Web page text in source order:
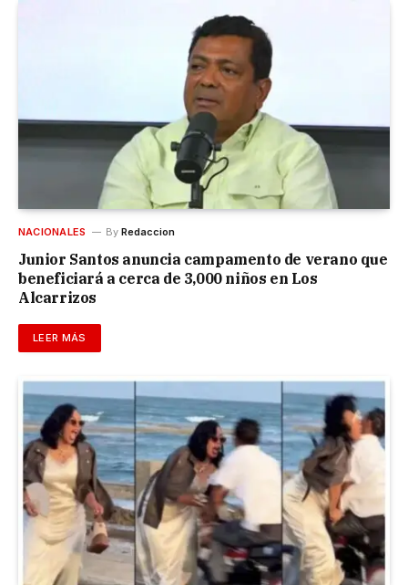
NACIONALES By Redaccion
Junior Santos anuncia campamento de verano que
beneficiará a cerca de 3,000 niños en Los
Alcarrizos
LEER MÁS